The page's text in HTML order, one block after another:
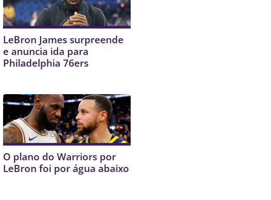
LeBron James surpreende
e anuncia ida para
Philadelphia 76ers
O plano do Warriors por
LeBron foi por água abaixo